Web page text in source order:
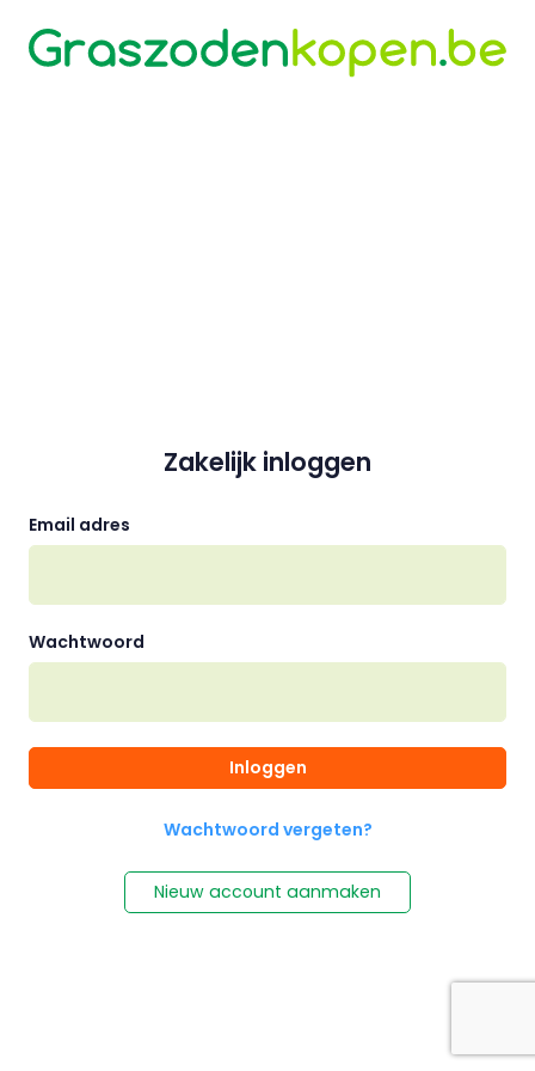
Zakelijk inloggen
Email adres
Wachtwoord
Inloggen
Wachtwoord vergeten?
Nieuw account aanmaken